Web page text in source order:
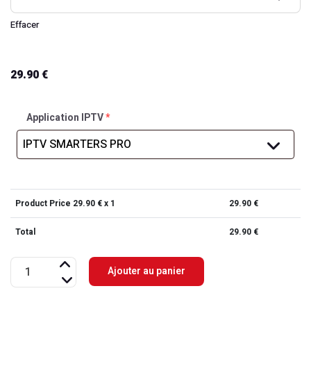
Effacer
29.90€
Application IPTV*
Product Price 29.90 € x 1 29.90 €
Total 29.90 €
quantité
de
Ajouter au panier